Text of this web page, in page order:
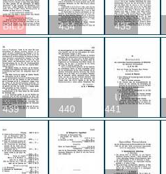
BILD 434 435
439 440
U
441